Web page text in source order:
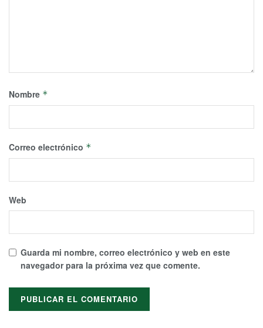
Nombre *
Correo electrónico *
Web
Guarda mi nombre, correo electrónico y web en este
navegador para la próxima vez que comente.